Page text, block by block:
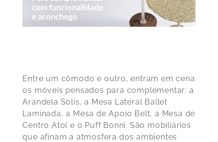
Entre um cômodo e outro, entram em cena
os móveis pensados para complementar: a
Arandela Solis, a Mesa Lateral Ballet
Laminada, a Mesa de Apoio Belt, a Mesa de
Centro Atol e o Puff Bonni. São mobiliários
que afinam a atmosfera dos ambientes